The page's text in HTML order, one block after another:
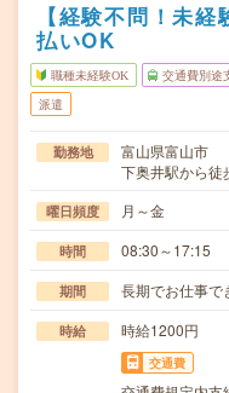
【経験不問！未
払いOK
職種未経験OK 交通費別途
派遣
勤務地
富山県富山市
下奥井駅から徒
曜日頻度 月～金
時間 08:30～17:15
期間 長期でお仕事で
時給 時給1200円
交通費